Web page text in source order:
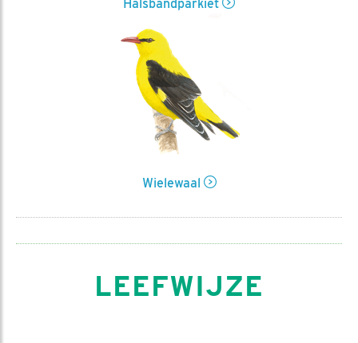
Halsbandparkiet
Wielewaal
LEEFWIJZE